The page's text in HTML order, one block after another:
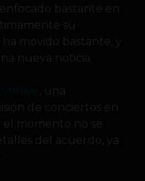
bastante en
su
movido bastante, y
nueva noticia.
, una
de conciertos en
momento no se
del acuerdo, ya